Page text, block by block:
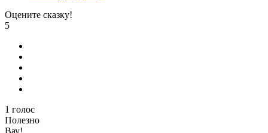
Оцените сказку!
5
1 голос
Полезно
Вау!